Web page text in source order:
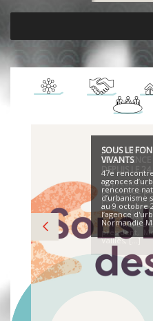
JEAN-
DE L’AGENCE
DEPUIS LE
La
permet de
passions,
conseil
novembre a
président,
Valliès, [...]